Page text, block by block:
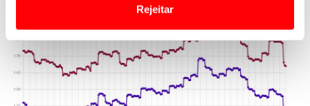
personalizar conteúdos e anúncios, para lhe proporcionar
funcionalidades de redes sociais, bem como para
analisar dados de navegação no nosso website.
Rejeitar